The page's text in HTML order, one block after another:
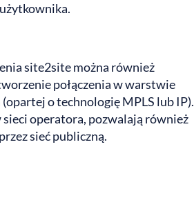
site2site można również
połączenia w warstwie
o technologię MPLS lub IP).
operatora, pozwalają również
sieć publiczną.